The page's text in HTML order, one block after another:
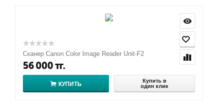
Сканер Canon Color Image Reader Unit-F2
56 000тг.
КУПИТЬ
Купить в
один клик